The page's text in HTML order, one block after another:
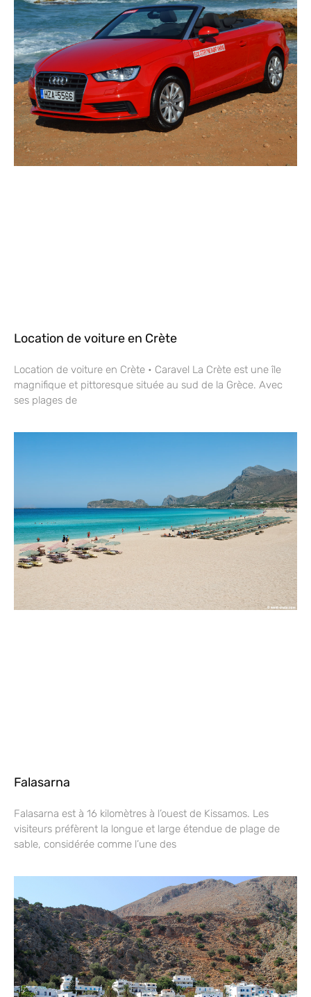
Location de voiture en Crète
Location de voiture en Crète • Caravel La Crète est une île
magnifique et pittoresque située au sud de la Grèce. Avec
ses plages de
Falasarna
Falasarna est à 16 kilomètres à l’ouest de Kissamos. Les
visiteurs préfèrent la longue et large étendue de plage de
sable, considérée comme l’une des